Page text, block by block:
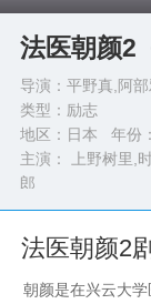
法医朝颜2
导演：平野真,阿
类型： 励志
地区：日本 年份：
主演： 上野树里,
郎
完整演员表>>
法医朝颜2
朝颜是在兴云大